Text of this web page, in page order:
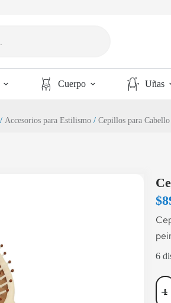
Cuerpo Uñas
/Accesorios para Estilismo /Cepillos para Cabello
$
6